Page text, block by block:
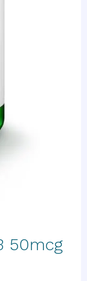
50mcg